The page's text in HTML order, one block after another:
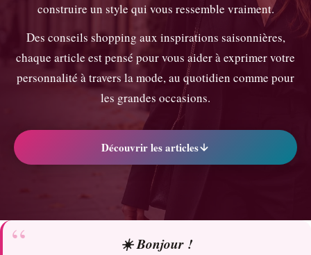
construire un style qui vous ressemble vraiment.
Des conseils shopping aux inspirations saisonnières,
chaque article est pensé pour vous aider à exprimer votre
personnalité à travers la mode, au quotidien comme pour
les grandes occasions.
Découvrir les articles
☀️ Bonjour !